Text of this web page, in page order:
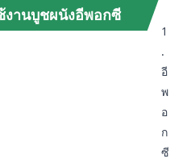
านบูชผนังอีพอกซี
1
.
อี
พ
อ
ก
ซี